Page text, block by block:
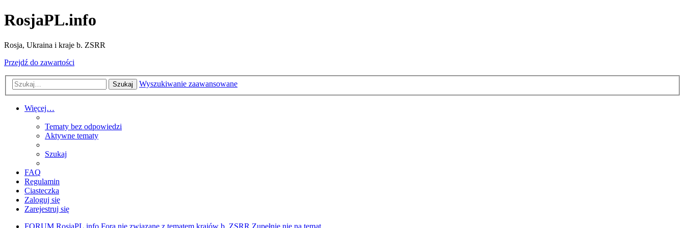
RosjaPL.info
Rosja, Ukraina i kraje b. ZSRR
Przejdź do zawartości
Szukaj Wyszukiwanie zaawansowane
Więcej…
Tematy bez odpowiedzi
Aktywne tematy
Szukaj
FAQ
Regulamin
Ciasteczka
Zaloguj się
Zarejestruj się